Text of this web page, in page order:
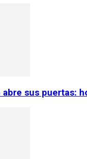
sus puertas: